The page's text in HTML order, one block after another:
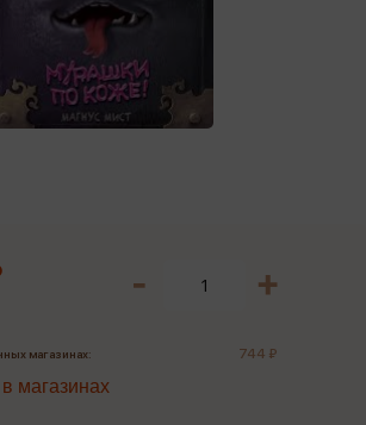
магазинах: 744 ₽
магазинах